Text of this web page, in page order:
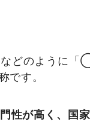
などのように
です。
性が高く、国